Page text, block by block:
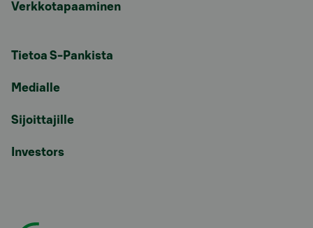
Verkkotapaaminen
Tietoa S-Pankista
Medialle
Sijoittajille
Investors